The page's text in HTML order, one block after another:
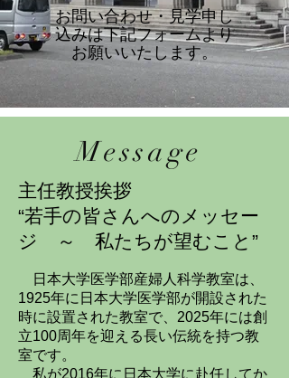
​お問い合わせ・見学申し
込みは下記フォームより
お願いいたします。
Message
主任教授挨拶
“若手の皆さんへのメッセー
ジ ～ 私たちが望むこと”
日本大学医学部産婦人科学教室は、
1925年に日本大学医学部が開設された
時に設置された教室で、2025年には創
立100周年を迎える長い伝統を持つ教
室です。
私が2016年に日本大学に赴任してか